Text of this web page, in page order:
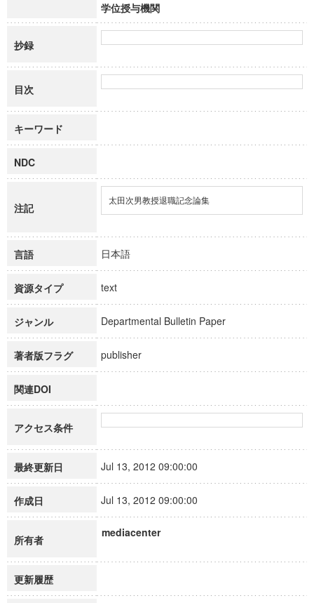
学位授与機関
抄録
目次
キーワード
NDC
注記
太田次男教授退職記念論集
言語 日本語
資源タイプ text
ジャンル Departmental Bulletin Paper
著者版フラグ publisher
関連DOI
アクセス条件
最終更新日 Jul 13, 2012 09:00:00
作成日 Jul 13, 2012 09:00:00
所有者
mediacenter
更新履歴